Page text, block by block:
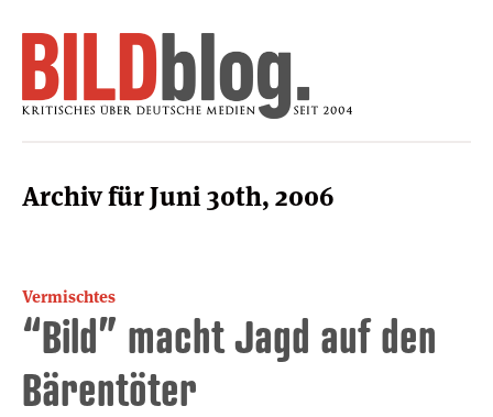
Archiv für Juni 30th, 2006
Vermischtes
“Bild” macht Jagd auf den
Bärentöter